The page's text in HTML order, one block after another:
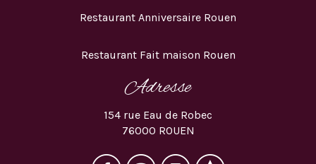
Restaurant Anniversaire Rouen
Restaurant Fait maison Rouen
Adresse
154 rue Eau de Robec
76000 ROUEN